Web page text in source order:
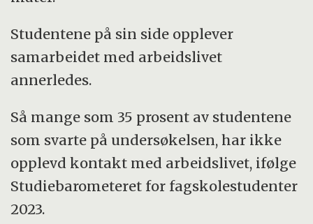
Studentene på sin side opplever
samarbeidet med arbeidslivet
annerledes.
Så mange som 35 prosent av studentene
som svarte på undersøkelsen, har ikke
opplevd kontakt med arbeidslivet, ifølge
Studiebarometeret for fagskolestudenter
2023.